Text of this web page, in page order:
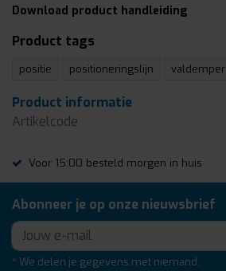
Download product handleiding
Product tags
positie positioneringslijn valdemper
Product informatie
Artikelcode
Voor 15:00 besteld morgen in huis
Abonneer je op onze nieuwsbrief
* We delen je gegevens met niemand.